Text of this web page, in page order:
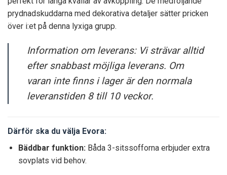
prydnadskuddarna med dekorativa detaljer sätter pricken
över i:et på denna lyxiga grupp.
Information om leverans: Vi strävar alltid
efter snabbast möjliga leverans. Om
varan inte finns i lager är den normala
leveranstiden 8 till 10 veckor.
Därför ska du välja Evora:
Bäddbar funktion: Båda 3-sitssofforna erbjuder extra
sovplats vid behov.